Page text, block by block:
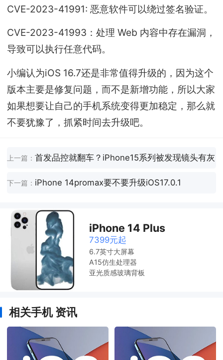
CVE-2023-41991: 恶意软件可以绕过签名验证。
CVE-2023-41993：处理 Web 内容中存在漏洞，
导致可以执行任意代码。
小编认为iOS 16.7还是非常值得升级的，因为这个
版本主要是修复问题，而不是新增功能，所以大家
如果想要让自己的手机系统变得更加稳定，那么就
不要犹豫了，抓紧时间去升级吧。
上一篇：首发品控就翻车？iPhone15系列被发现镜头有灰
下一篇： iPhone 14promax要不要升级iOS17.0.1
iPhone 14 Plus
7399元起
6.7英寸大屏幕
A15仿生处理器
亚光质感玻璃背板
相关手机 资讯